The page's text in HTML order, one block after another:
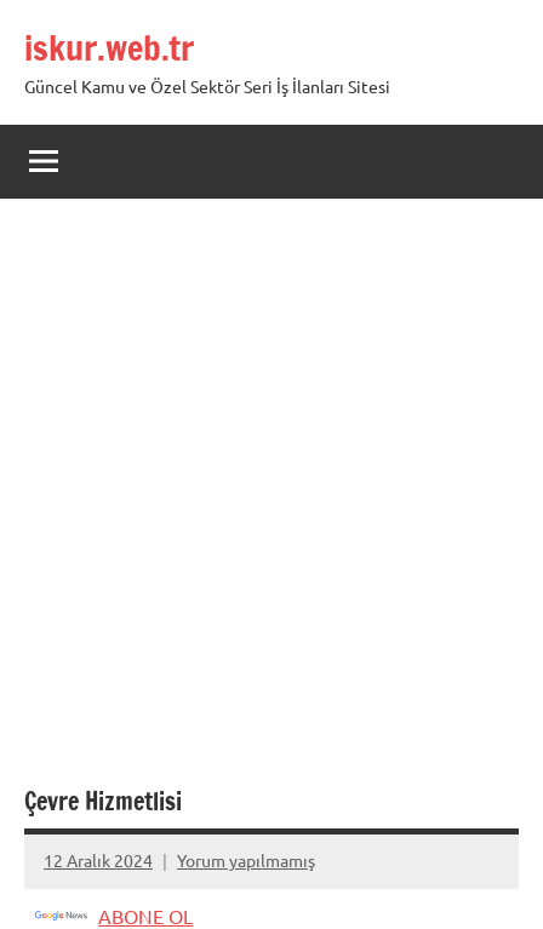
geçiskur.web.tr
Güncel Kamu ve Özel Sektör Seri İş İlanları Sitesi
Çevre Hizmetlisi
12 Aralık 2024
admin
Yorum yapılmamış
ABONE OL